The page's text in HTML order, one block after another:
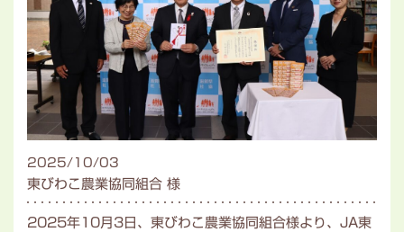
2025/10/03
東びわこ農業協同組合 様
2025年10月3日、東びわこ農業協同組合様より、JA東